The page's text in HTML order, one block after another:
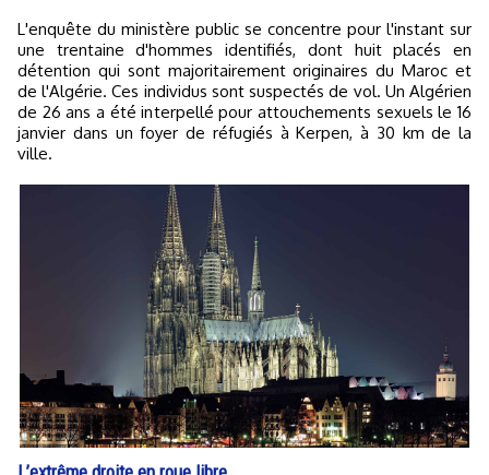
L'enquête du ministère public se concentre pour l'instant sur
une trentaine d'hommes identifiés, dont huit placés en
détention qui sont majoritairement originaires du Maroc et
de l'Algérie. Ces individus sont suspectés de vol. Un Algérien
de 26 ans a été interpellé pour attouchements sexuels le 16
janvier dans un foyer de réfugiés à Kerpen, à 30 km de la
ville.